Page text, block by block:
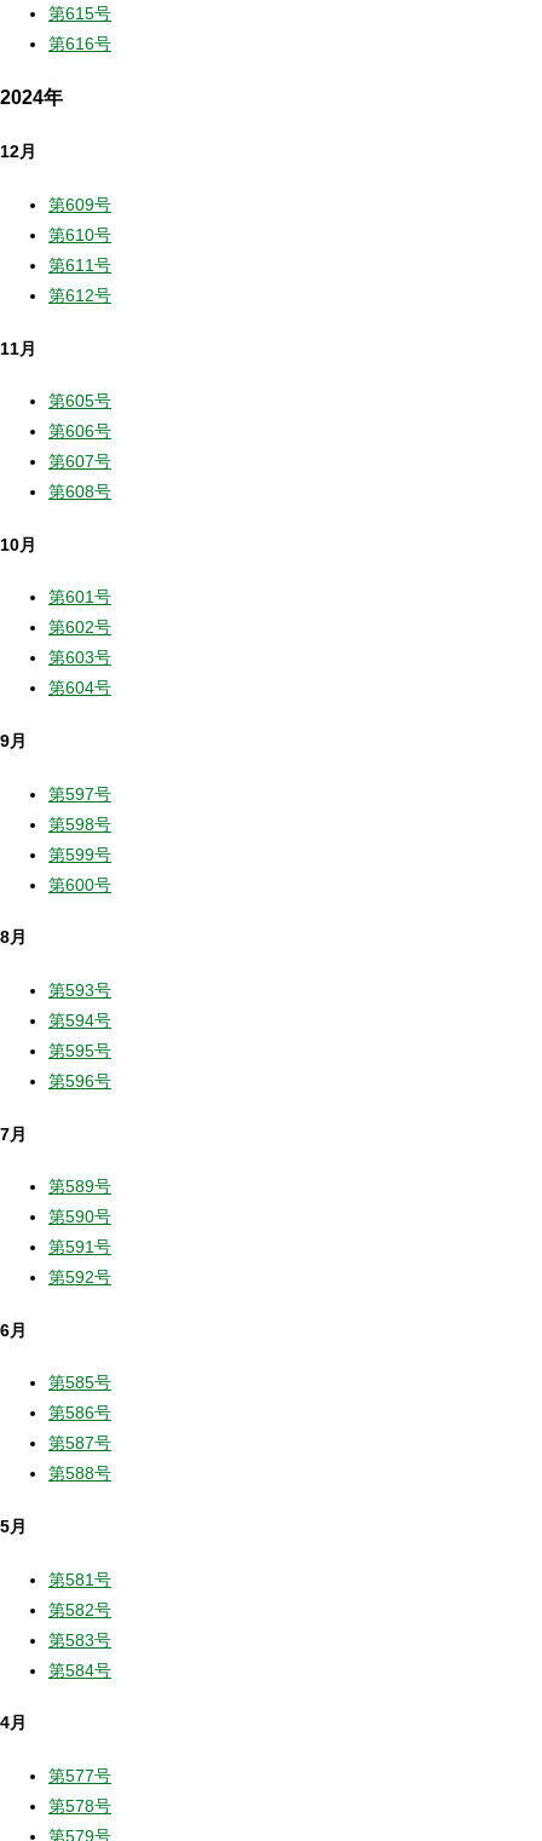
第615号
第616号
2024年
12月
第609号
第610号
第611号
第612号
11月
第605号
第606号
第607号
第608号
10月
第601号
第602号
第603号
第604号
9月
第597号
第598号
第599号
第600号
8月
第593号
第594号
第595号
第596号
7月
第589号
第590号
第591号
第592号
6月
第585号
第586号
第587号
第588号
5月
第581号
第582号
第583号
第584号
4月
第577号
第578号
第579号